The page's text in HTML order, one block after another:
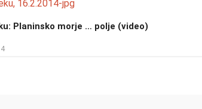
Planinsko morje … polje (video)